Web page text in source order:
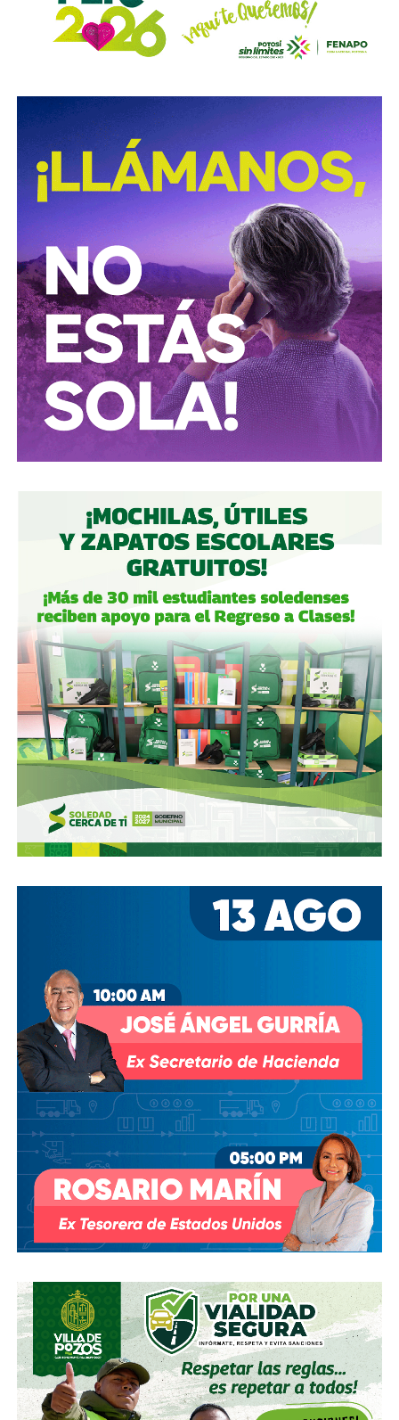
para esclarecer los hechos captados en un video
difundido en redes sociales, en el que presuntamente
aparecen elementos de la corporación, caso que también
También lee:
Agencias de viaje de SLP ya reciben
reservas para la Fenapo